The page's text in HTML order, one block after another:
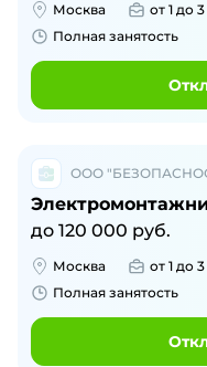
Москва от 1 до
Полная занятость
ООО
до 120 000 руб.
Москва от 1 до
Полная занятость